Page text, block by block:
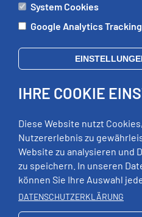
ÄMTER
Di:
09:00 - 12:00 Uhr,
Mi:
geschlossen
Fr:
09:00 - 12:00 Uhr
RECHTLICHES
Impressum
Datenschutz
Erklärung zur
System Cookies
Google Analytics Tracking
IHRE COOKIE
Diese Website nutzt
Nutzererlebnis zu
Website zu analysieren und
zu speichern. In unseren
können Sie Ihre Auswahl
DATENSCHUTZERKLÄRUNG